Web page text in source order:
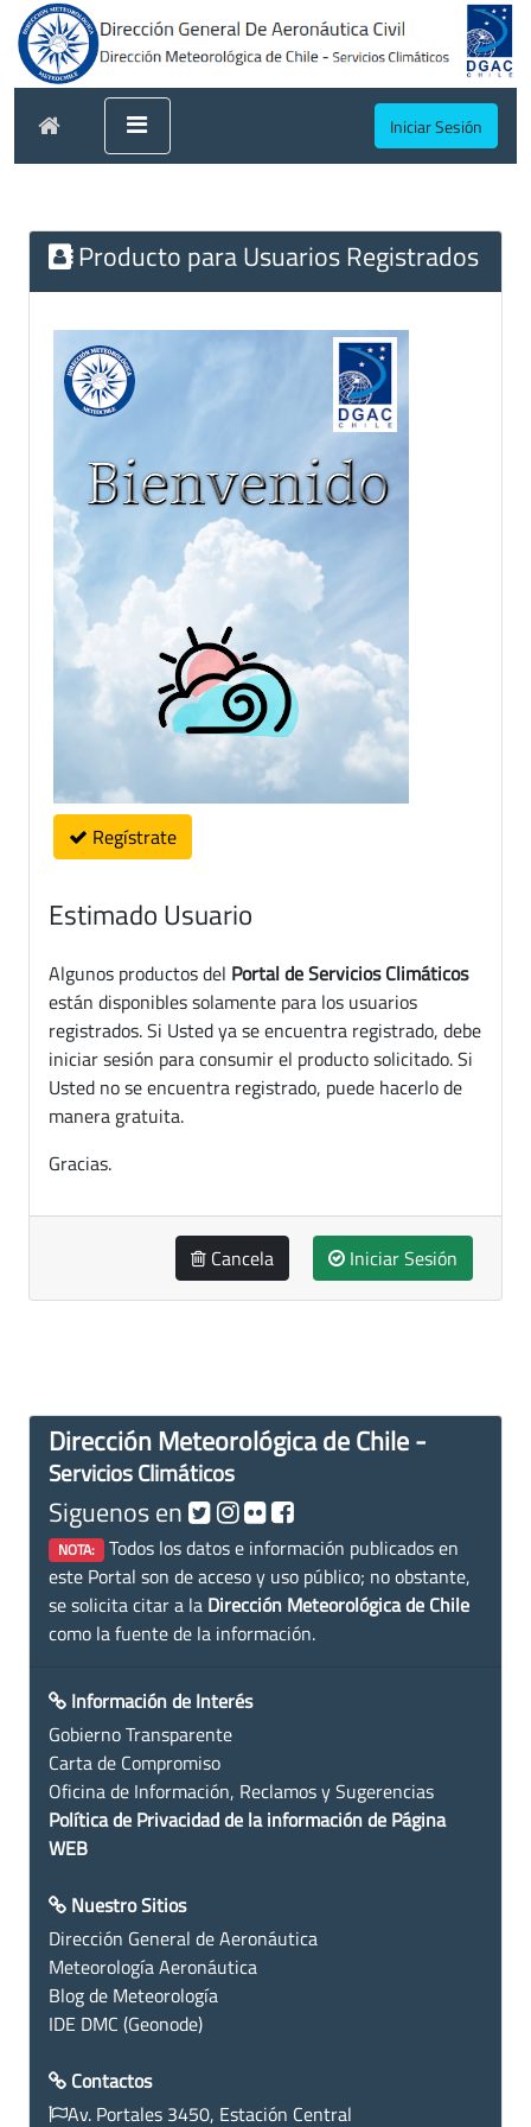
Iniciar Sesión
Producto para Usuarios Registrados
Regístrate
Estimado Usuario
Algunos productos del Portal de Servicios Climáticos
están disponibles solamente para los usuarios
registrados. Si Usted ya se encuentra registrado, debe
iniciar sesión para consumir el producto solicitado. Si
Usted no se encuentra registrado, puede hacerlo de
manera gratuita.
Gracias.
Cancela Iniciar Sesión
Dirección Meteorológica de Chile -
Servicios Climáticos
Siguenos en
NOTA: Todos los datos e información publicados en
este Portal son de acceso y uso público; no obstante,
se solicita citar a la Dirección Meteorológica de Chile
como la fuente de la información.
Información de Interés
Gobierno Transparente
Carta de Compromiso
Oficina de Información, Reclamos y Sugerencias
Política de Privacidad de la información de Página
WEB
Nuestro Sitios
Dirección General de Aeronáutica
Meteorología Aeronáutica
Blog de Meteorología
IDE DMC (Geonode)
Contactos
Av. Portales 3450, Estación Central